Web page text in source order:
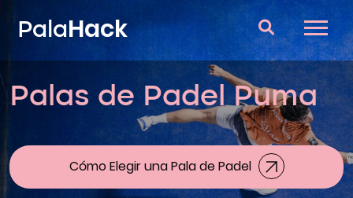
PalaHack
Palas de Padel
Consultorio
Comparador
Palas de Padel Puma
Cómo Elegir una Pala de Padel